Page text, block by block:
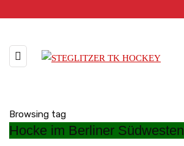
Browsing tag
Hocke im Berliner Südwesten